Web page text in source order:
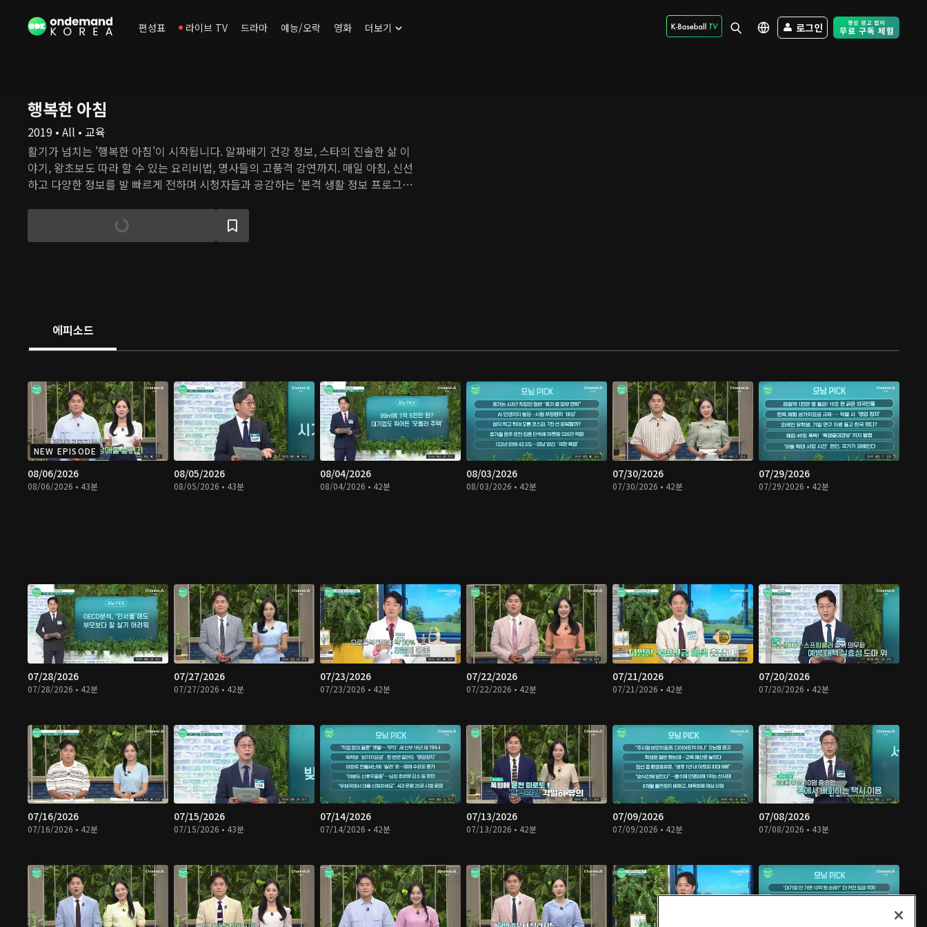
편성표 라이브 TV 드라마 예능/오락 영화 더보기 로그인 Free Trial -
행복한 아침
2019 • All • 교육
활기가 넘치는 '행복한 아침'이 시작됩니다. 알짜배기 건강 정보, 스타의 진솔한 삶 이
야기, 왕초보도 따라 할 수 있는 요리비법, 명사들의 고품격 강연까지. 매일 아침, 신선
하고 다양한 정보를 발 빠르게 전하며 시청자들과 공감하는 '본격 생활 정보 프로그
에피소드
NEW EPISODE
08/06/2026
08/06/2026 • 43분
08/05/2026
08/05/2026 • 43분
08/04/2026
08/04/2026 • 42분
08/03/2026
08/03/2026 • 42분
07/30/2026
07/30/2026 • 42분
07/29/2026
07/29/2026 • 42분
07/28/2026
07/28/2026 • 42분
07/27/2026
07/27/2026 • 42분
07/23/2026
07/23/2026 • 42분
07/22/2026
07/22/2026 • 42분
07/21/2026
07/21/2026 • 42분
07/20/2026
07/20/2026 • 42분
07/16/2026
07/16/2026 • 42분
07/15/2026
07/15/2026 • 43분
07/14/2026
07/14/2026 • 42분
07/13/2026
07/13/2026 • 42분
07/09/2026
07/09/2026 • 42분
07/08/2026
07/08/2026 • 43분